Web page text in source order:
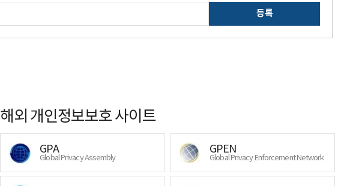
등록
해외 개인정보보호 사이트
GPA
Global Privacy Assembly
GPEN
Global Privacy Enforcement Network